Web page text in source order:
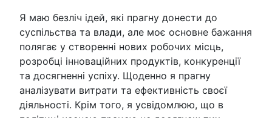
Я маю безліч ідей, які прагну донести до
суспільства та влади, але моє основне бажання
полягає у створенні нових робочих місць,
розробці інноваційних продуктів, конкуренції
та досягненні успіху. Щоденно я прагну
аналізувати витрати та ефективність своєї
діяльності. Крім того, я усвідомлюю, що в